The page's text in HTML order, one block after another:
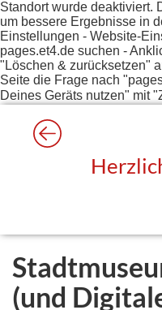
Standort wurde deaktiviert.
um bessere Ergebnisse in
Einstellungen - Website-
pages.et4.de suchen -
"Löschen & zurücksetzen"
Seite die Frage nach
Deines Geräts nutzen" mit
(und